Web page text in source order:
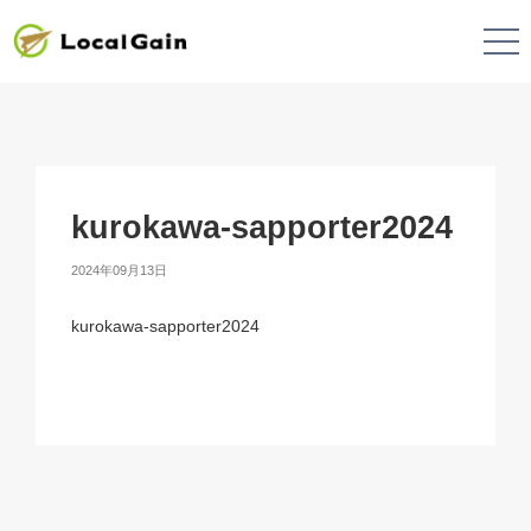
kurokawa-sapporter2024
2024年09月13日
kurokawa-sapporter2024